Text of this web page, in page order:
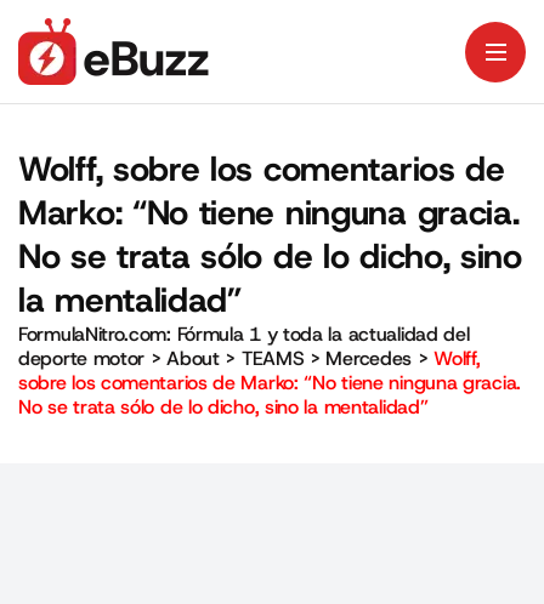
Wolff, sobre los comentarios de
Marko: “No tiene ninguna gracia.
No se trata sólo de lo dicho, sino
la mentalidad”
FormulaNitro.com: Fórmula 1 y toda la actualidad del
deporte motor >About> TEAMS > Mercedes >Wolff,
sobre los comentarios de Marko: “No tiene ninguna gracia.
No se trata sólo de lo dicho, sino la mentalidad”